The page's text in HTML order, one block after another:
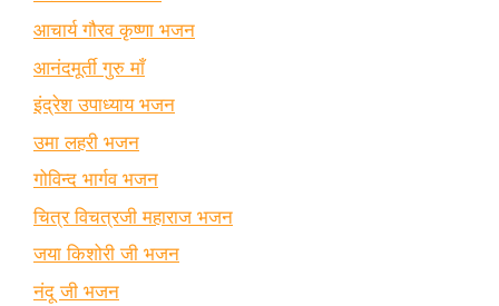
आचार्य गौरव कृष्णा भजन
आनंदमूर्ती गुरु माँ
इंद्रेश उपाध्याय भजन
उमा लहरी भजन
गोविन्द भार्गव भजन
चित्र विचत्रजी महाराज भजन
जया किशोरी जी भजन
नंदू जी भजन